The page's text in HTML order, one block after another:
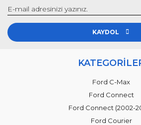
KAYDOL
Ford C-Max
Ford Connect
Ford Connect (2002-
Ford Courier